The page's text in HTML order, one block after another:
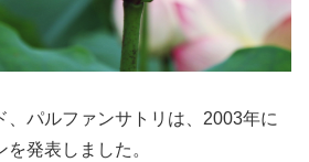
、パルファンサトリは、2003年に
発表しました。